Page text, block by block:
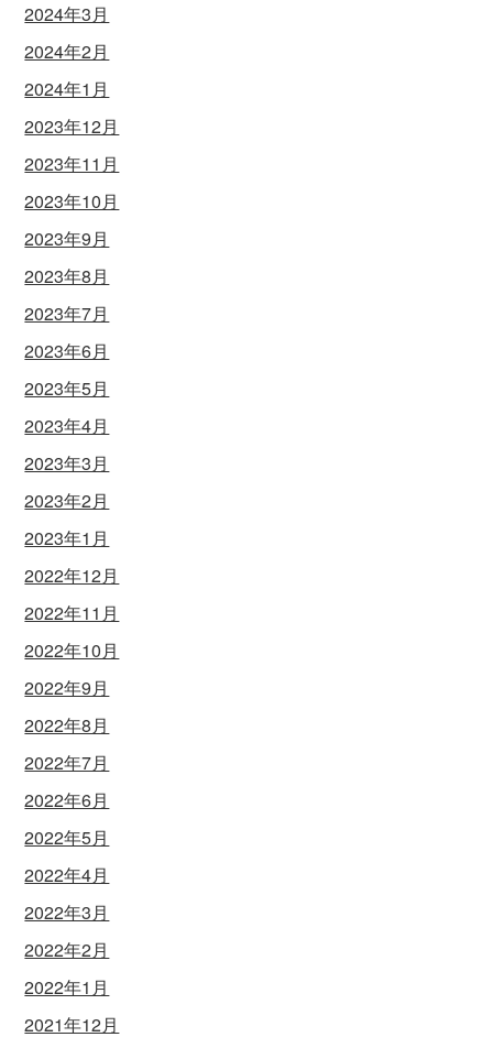
2024年3月
2024年2月
2024年1月
2023年12月
2023年11月
2023年10月
2023年9月
2023年8月
2023年7月
2023年6月
2023年5月
2023年4月
2023年3月
2023年2月
2023年1月
2022年12月
2022年11月
2022年10月
2022年9月
2022年8月
2022年7月
2022年6月
2022年5月
2022年4月
2022年3月
2022年2月
2022年1月
2021年12月